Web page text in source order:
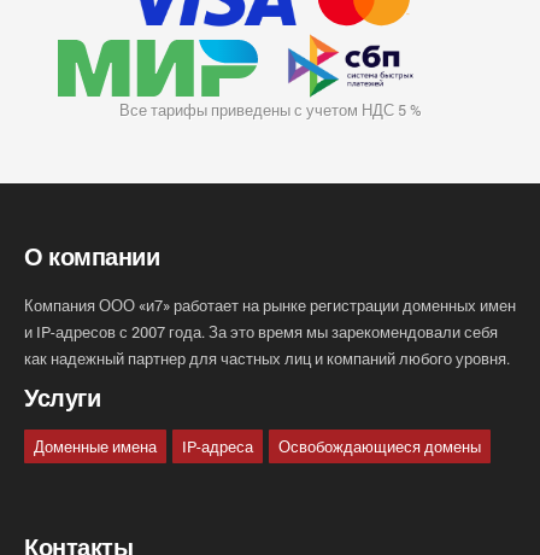
Все тарифы приведены с учетом НДС 5 %
О компании
Компания ООО «и7» работает на рынке регистрации доменных имен
и IP-адресов с 2007 года. За это время мы зарекомендовали себя
как надежный партнер для частных лиц и компаний любого уровня.
Услуги
Доменные имена IP-адреса Освобождающиеся домены
Контакты